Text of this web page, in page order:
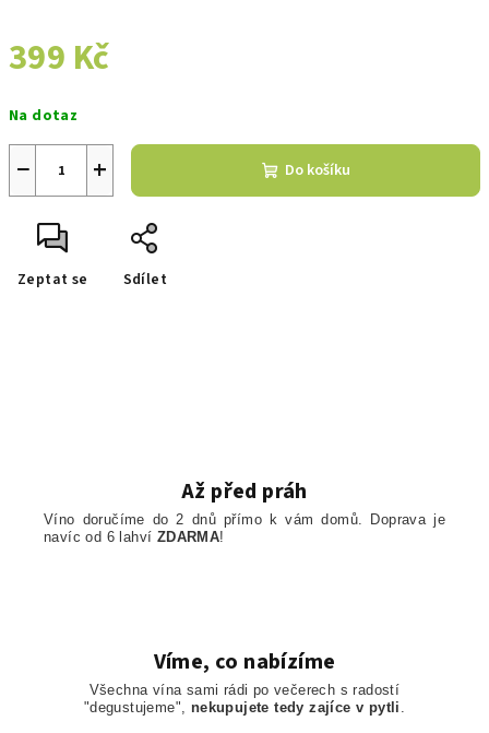
399 Kč
cena:
Na dotaz
+
− Do košíku
Zeptat se Sdílet
Až před práh
Víno doručíme do 2 dnů přímo k vám domů. Doprava je
navíc od 6 lahví ZDARMA!
Víme, co nabízíme
Všechna vína sami rádi po večerech s radostí
"degustujeme", nekupujete tedy zajíce v pytli .